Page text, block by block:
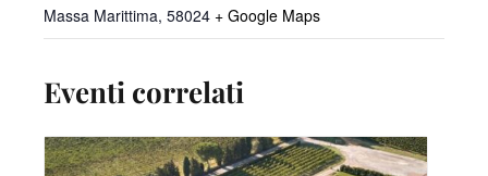
Massa Marittima, 58024 + Google Maps
Eventi correlati